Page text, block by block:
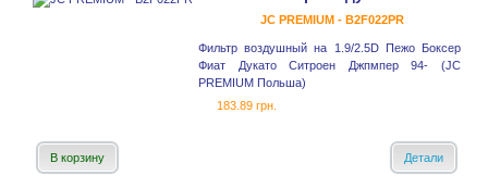
JC PREMIUM - B2F022PR
Фильтр воздушный на 1.9/2.5D Пежо Боксер
Фиат Дукато Ситроен Джпмпер 94- (JC
PREMIUM Польша)
183.89 грн.
В корзину Детали